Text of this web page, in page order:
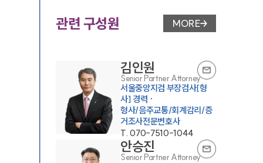
관련 구성원 변호사 페이지 이동
MORE
김인원
Senior Partner Attorney
서울중앙지검 부장검사[형
사] 경력 ·
형사/음주교통/회계감리/증
거조사전문변호사
T.070-7510-1044
안승진
Senior Partner Attorney